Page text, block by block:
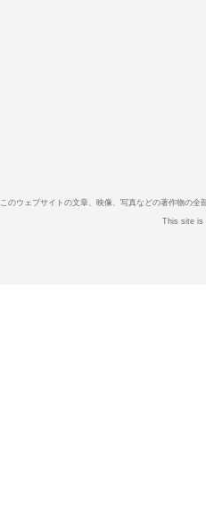
このウェブサイトの文章、映像、写真などの著作物の
This site is